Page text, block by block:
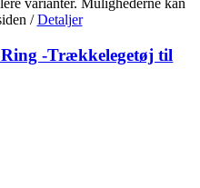
/ Detaljer
-Trækkelegetøj til